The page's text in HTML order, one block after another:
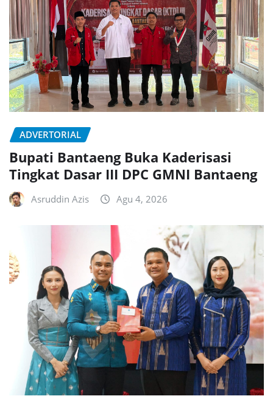
ADVERTORIAL
Bupati Bantaeng Buka Kaderisasi
Tingkat Dasar III DPC GMNI Bantaeng
Asruddin Azis Agu 4, 2026